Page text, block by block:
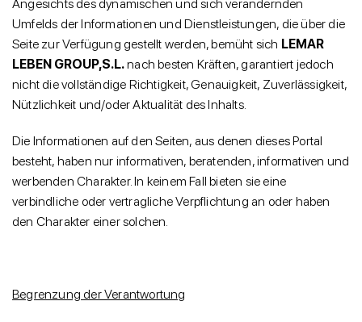
Angesichts des dynamischen und sich verändernden
Umfelds der Informationen und Dienstleistungen, die über die
Seite zur Verfügung gestellt werden, bemüht sich LEMAR
LEBEN GROUP,S.L.nach besten Kräften, garantiert jedoch
nicht die vollständige Richtigkeit, Genauigkeit, Zuverlässigkeit,
Nützlichkeit und/oder Aktualität des Inhalts.
Die Informationen auf den Seiten, aus denen dieses Portal
besteht, haben nur informativen, beratenden, informativen und
werbenden Charakter. In keinem Fall bieten sie eine
verbindliche oder vertragliche Verpflichtung an oder haben
den Charakter einer solchen.
Begrenzung der Verantwortung